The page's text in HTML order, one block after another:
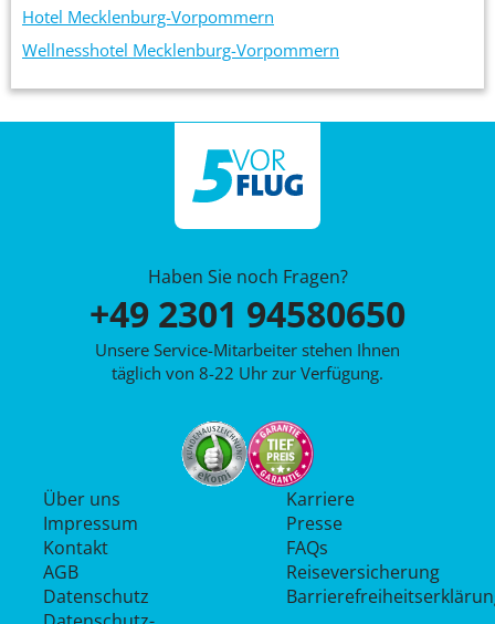
Hotel Mecklenburg-Vorpommern
Wellnesshotel Mecklenburg-Vorpommern
Haben Sie noch Fragen?
+49 2301 94580650
Unsere Service-Mitarbeiter stehen Ihnen
täglich von 8-22 Uhr zur Verfügung.
Über uns
Impressum
Kontakt
AGB
Datenschutz
Karriere
Presse
FAQs
Reiseversicherung